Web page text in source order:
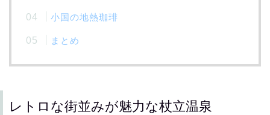
小国の地熱珈琲
まとめ
レトロな街並みが魅力な杖立温泉